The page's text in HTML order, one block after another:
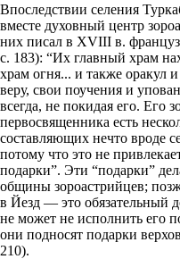
Впоследствии селения
вместе духовный центр
них писал в XVIII в.
с. 183): “Их главный храм
храм огня... и также оракул
веру, свои поучения и
всегда, не покидая его. Его
первосвященника есть
составляющих нечто вроде
потому что это не
подарки”. Эти “подарки”
общины зороастрийцев;
в Йезд — это обязательный
не может не исполнить его
они подносят подарки
210).